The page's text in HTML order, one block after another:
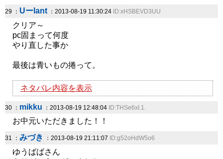
29 ： Uーlant：2013-08-19 11:30:24 ID:xHSBEVD3UU
クリア～
pc固まって何度
やり直した事か
最後は青いもの捲って。
ネタバレ内容を表示
30 ： mikku ：2013-08-19 12:48:04 ID:THSe6xI.1.
お中元いただきました！！
31 ： みづき ：2013-08-19 21:11:07 ID:g52oHdW5o6
ゆうばばさん